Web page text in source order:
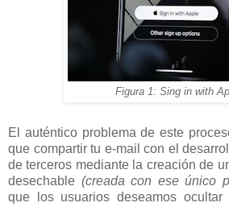
Figura 1: Sing in with
El auténtico problema de este
que compartir tu e-mail con el
de terceros mediante la creación de
desechable (creada con ese único
que los usuarios deseamos ocultar